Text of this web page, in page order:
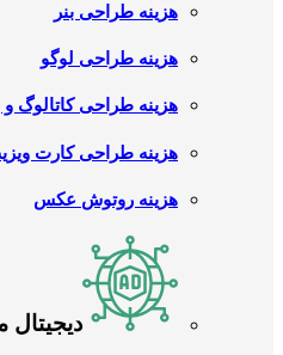
هزینه طراحی بنر
هزینه طراحی لوگو
هزینه طراحی کاتالوگ و
هزینه طراحی کارت
هزینه روتوش عکس
دیجیتال